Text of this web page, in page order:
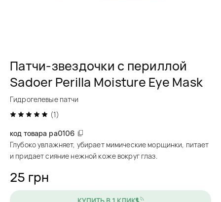
Патчи-звездочки с периллой
Sadoer Perilla Moisture Eye Mask
Гидрогелевые патчи
(1)
код товара pa0106
Глубоко увлажняет, убирает мимические морщинки, питает
и придает сияние нежной коже вокруг глаз.
25 грн